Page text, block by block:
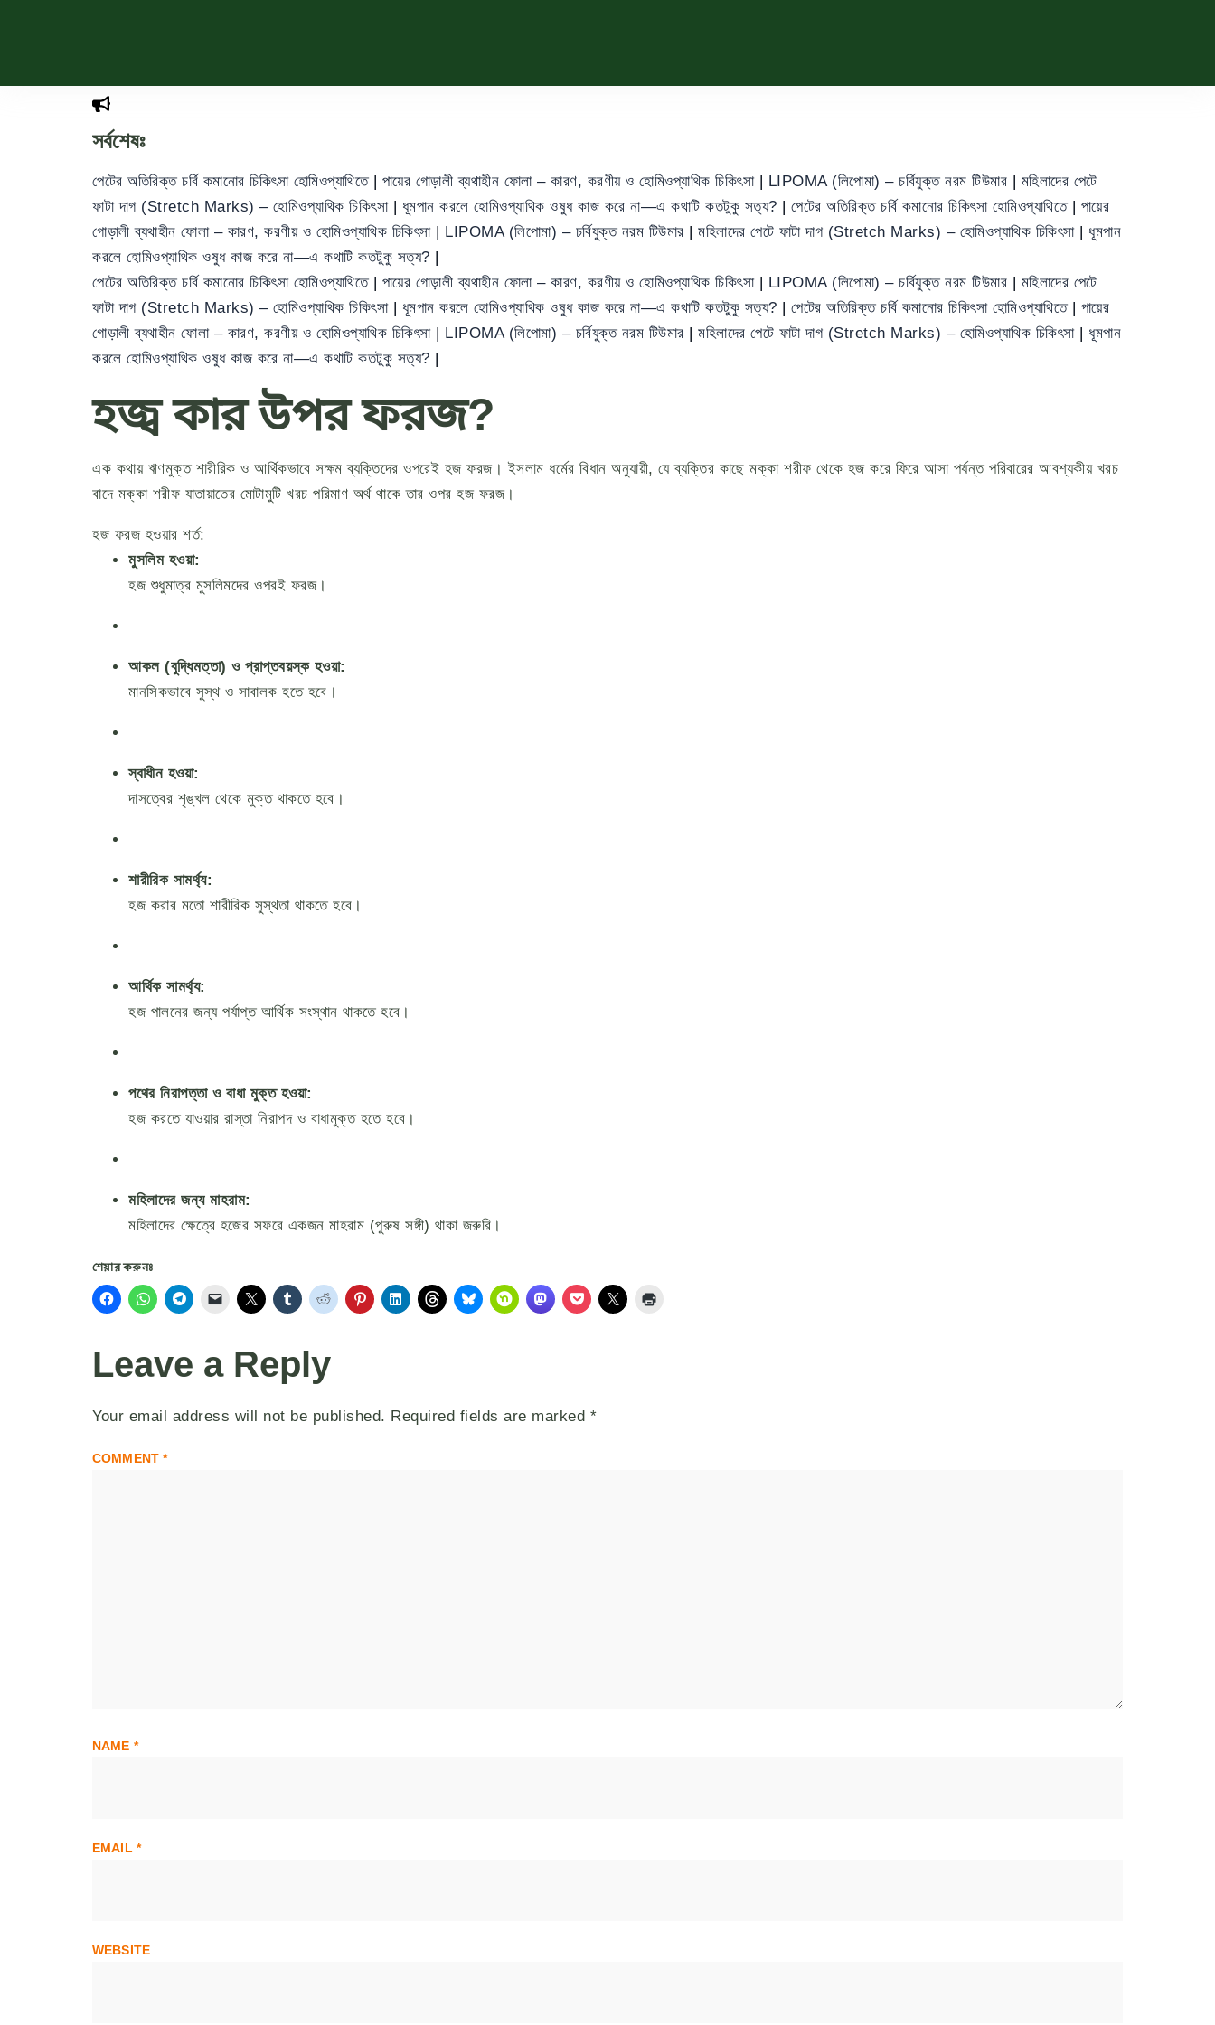
সর্বশেষঃ
পেটের অতিরিক্ত চর্বি কমানোর চিকিৎসা হোমিওপ্যাথিতে | পায়ের গোড়ালী ব্যথাহীন ফোলা – কারণ, করণীয় ও হোমিওপ্যাথিক চিকিৎসা | LIPOMA (লিপোমা) – চর্বিযুক্ত নরম টিউমার | মহিলাদের পেটে
ফাটা দাগ (Stretch Marks) – হোমিওপ্যাথিক চিকিৎসা | ধূমপান করলে হোমিওপ্যাথিক ওষুধ কাজ করে না—এ কথাটি কতটুকু সত্য? | পেটের অতিরিক্ত চর্বি কমানোর চিকিৎসা হোমিওপ্যাথিতে | পায়ের
গোড়ালী ব্যথাহীন ফোলা – কারণ, করণীয় ও হোমিওপ্যাথিক চিকিৎসা | LIPOMA (লিপোমা) – চর্বিযুক্ত নরম টিউমার | মহিলাদের পেটে ফাটা দাগ (Stretch Marks) – হোমিওপ্যাথিক চিকিৎসা | ধূমপান
করলে হোমিওপ্যাথিক ওষুধ কাজ করে না—এ কথাটি কতটুকু সত্য? |
পেটের অতিরিক্ত চর্বি কমানোর চিকিৎসা হোমিওপ্যাথিতে | পায়ের গোড়ালী ব্যথাহীন ফোলা – কারণ, করণীয় ও হোমিওপ্যাথিক চিকিৎসা | LIPOMA (লিপোমা) – চর্বিযুক্ত নরম টিউমার | মহিলাদের পেটে
ফাটা দাগ (Stretch Marks) – হোমিওপ্যাথিক চিকিৎসা | ধূমপান করলে হোমিওপ্যাথিক ওষুধ কাজ করে না—এ কথাটি কতটুকু সত্য? | পেটের অতিরিক্ত চর্বি কমানোর চিকিৎসা হোমিওপ্যাথিতে | পায়ের
গোড়ালী ব্যথাহীন ফোলা – কারণ, করণীয় ও হোমিওপ্যাথিক চিকিৎসা | LIPOMA (লিপোমা) – চর্বিযুক্ত নরম টিউমার | মহিলাদের পেটে ফাটা দাগ (Stretch Marks) – হোমিওপ্যাথিক চিকিৎসা | ধূমপান
করলে হোমিওপ্যাথিক ওষুধ কাজ করে না—এ কথাটি কতটুকু সত্য? |
হজ্ব কার উপর ফরজ?
এক কথায় ঋণমুক্ত শারীরিক ও আর্থিকভাবে সক্ষম ব্যক্তিদের ওপরেই হজ ফরজ। ইসলাম ধর্মের বিধান অনুযায়ী, যে ব্যক্তির কাছে মক্কা শরীফ থেকে হজ করে ফিরে আসা পর্যন্ত পরিবারের আবশ্যকীয় খরচ
বাদে মক্কা শরীফ যাতায়াতের মোটামুটি খরচ পরিমাণ অর্থ থাকে তার ওপর হজ ফরজ।
হজ ফরজ হওয়ার শর্ত:
মুসলিম হওয়া:
হজ শুধুমাত্র মুসলিমদের ওপরই ফরজ।
আকল (বুদ্ধিমত্তা) ও প্রাপ্তবয়স্ক হওয়া:
মানসিকভাবে সুস্থ ও সাবালক হতে হবে।
স্বাধীন হওয়া:
দাসত্বের শৃঙ্খল থেকে মুক্ত থাকতে হবে।
শারীরিক সামর্থ্য:
হজ করার মতো শারীরিক সুস্থতা থাকতে হবে।
আর্থিক সামর্থ্য:
হজ পালনের জন্য পর্যাপ্ত আর্থিক সংস্থান থাকতে হবে।
পথের নিরাপত্তা ও বাধা মুক্ত হওয়া:
হজ করতে যাওয়ার রাস্তা নিরাপদ ও বাধামুক্ত হতে হবে।
মহিলাদের জন্য মাহরাম:
মহিলাদের ক্ষেত্রে হজের সফরে একজন মাহরাম (পুরুষ সঙ্গী) থাকা জরুরি।
শেয়ার করুনঃ
Leave a Reply
Your email address will not be published. Required fields are marked *
COMMENT*
NAME *
EMAIL *
WEBSITE